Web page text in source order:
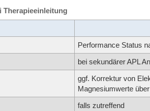
Therapieeinleitung
Performance Status
bei sekundärer APL
ggf. Korrektur von
Magnesiumwerte
falls zutreffend